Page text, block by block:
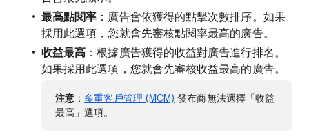
最高點閱率 ：廣告會依獲得的點擊次數排序。如果
採用此選項，您就會先審核點閱率最高的廣告。
收益最高 ：根據廣告獲得的收益對廣告進行排名。
如果採用此選項，您就會先審核收益最高的廣告。
注意 ： 多重客戶管理 (MCM) 發布商無法選擇「收益
最高」選項。